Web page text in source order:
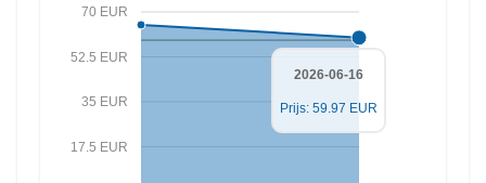
17.5 EUR
35 EUR
52.5 EUR
70 EUR
2026-06-16
Prijs: 59.97 EUR